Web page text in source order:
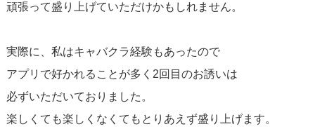
分を大切にする姿勢 を忘れないでください。
頑張って盛り上げていただけかもしれません。
実際に、私はキャバクラ経験もあったので
アプリで好かれることが多く2回目のお誘いは
必ずいただいておりました。
楽しくても楽しくなくてもとりあえず盛り上げます。